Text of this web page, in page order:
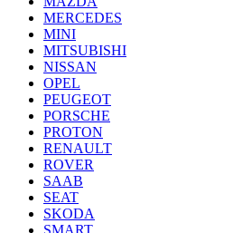
MERCEDES
MINI
MITSUBISHI
NISSAN
OPEL
PEUGEOT
PORSCHE
PROTON
RENAULT
ROVER
SAAB
SEAT
SKODA